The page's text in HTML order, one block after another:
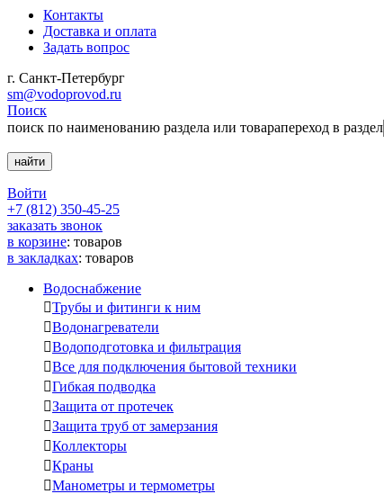
Контакты
Доставка и оплата
Задать вопрос
г. Санкт-Петербург
sm@vodoprovod.ru
Поиск
поиск по наименованию раздела или товарапереход в раздел
Войти
+7 (812) 350-45-25
заказать звонок
в корзине: товаров
в закладках: товаров
Водоснабжение
Трубы и фитинги к ним
Водонагреватели
Водоподготовка и фильтрация
Все для подключения бытовой техники
Гибкая подводка
Защита от протечек
Защита труб от замерзания
Коллекторы
Краны
Манометры и термометры